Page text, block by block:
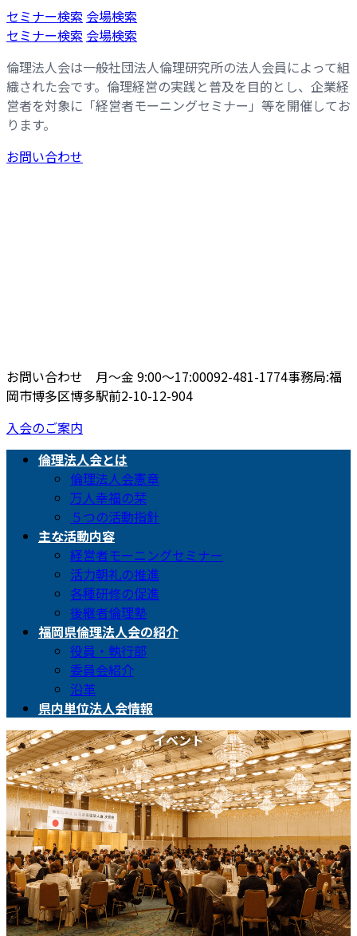
コ
ン
ン
ツ
へ
ス
キ
ッ
ナ
ビ
ー
シ
ョ
ン
に
移
セミナー検索 会場検索
セミナー検索 会場検索
倫理法人会は一般社団法人倫理研究所の法人会員によって組
織された会です。倫理経営の実践と普及を目的とし、企業経
営者を対象に「経営者モーニングセミナー」等を開催してお
ります。
お問い合わせ
お問い合わせ 月〜金 9:00〜17:00092-481-1774事務局:福
岡市博多区博多駅前2-10-12-904
入会のご案内
倫理法人会とは
倫理法人会憲章
万人幸福の栞
５つの活動指針
主な活動内容
経営者モーニングセミナー
活力朝礼の推進
各種研修の促進
後継者倫理塾
福岡県倫理法人会の紹介
役員・執行部
委員会紹介
沿革
県内単位法人会情報
イベント